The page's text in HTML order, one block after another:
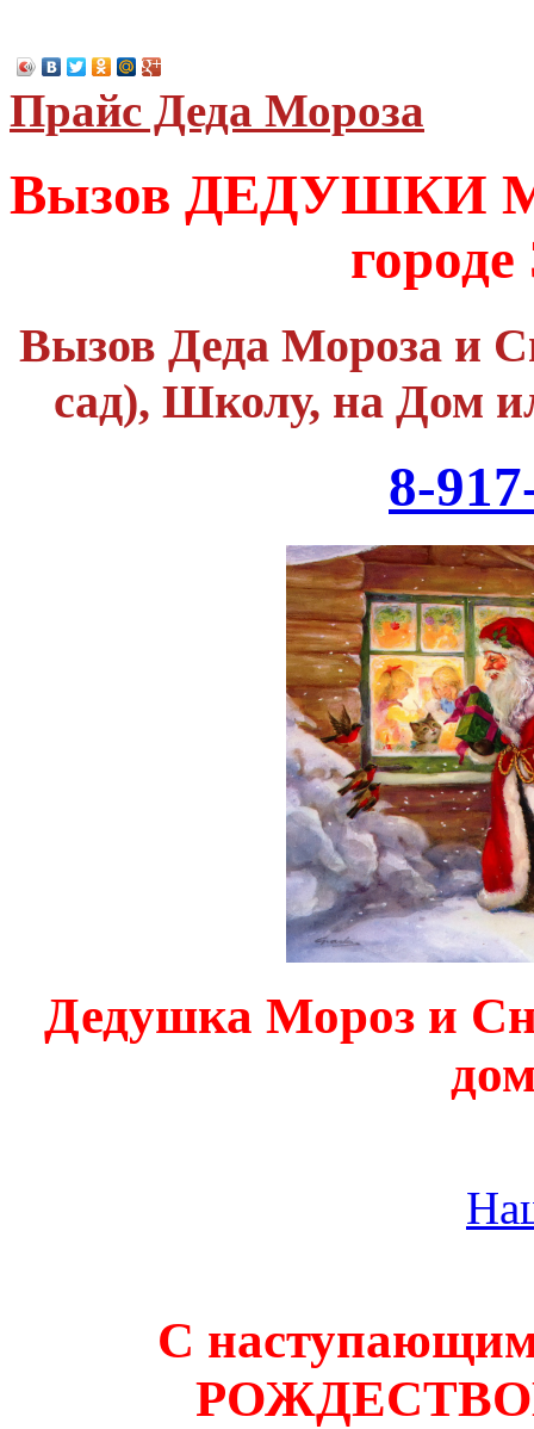
Прайс Деда Мороза
Вызов ДЕДУШКИ
Вызов Деда Мороза и
сад), Школу, на Дом
8-
Дедушка Мороз и
С